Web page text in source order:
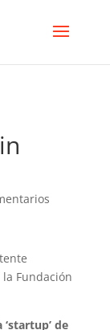
la Fundación
‘startup’ de